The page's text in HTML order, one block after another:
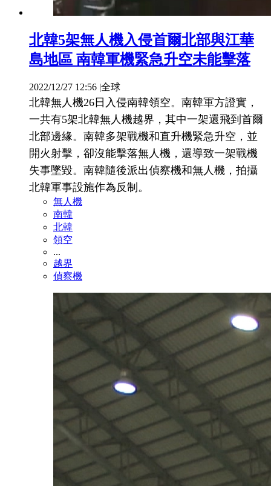
北韓5架無人機入侵首爾北部與江華
島地區 南韓軍機緊急升空未能擊落
2022/12/27 12:56 |全球
北韓無人機26日入侵南韓領空。南韓軍方證實，
一共有5架北韓無人機越界，其中一架還飛到首爾
北部邊緣。南韓多架戰機和直升機緊急升空，並
開火射擊，卻沒能擊落無人機，還導致一架戰機
失事墜毀。南韓隨後派出偵察機和無人機，拍攝
北韓軍事設施作為反制。
無人機
南韓
北韓
領空
...
越界
偵察機